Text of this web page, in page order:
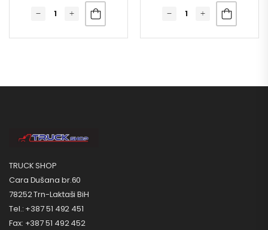
TRUCK SHOP
Cara Dušana br.60
78252 Trn-Laktaši BiH
Tel.: +387 51 492 451
Fax: +387 51 492 452